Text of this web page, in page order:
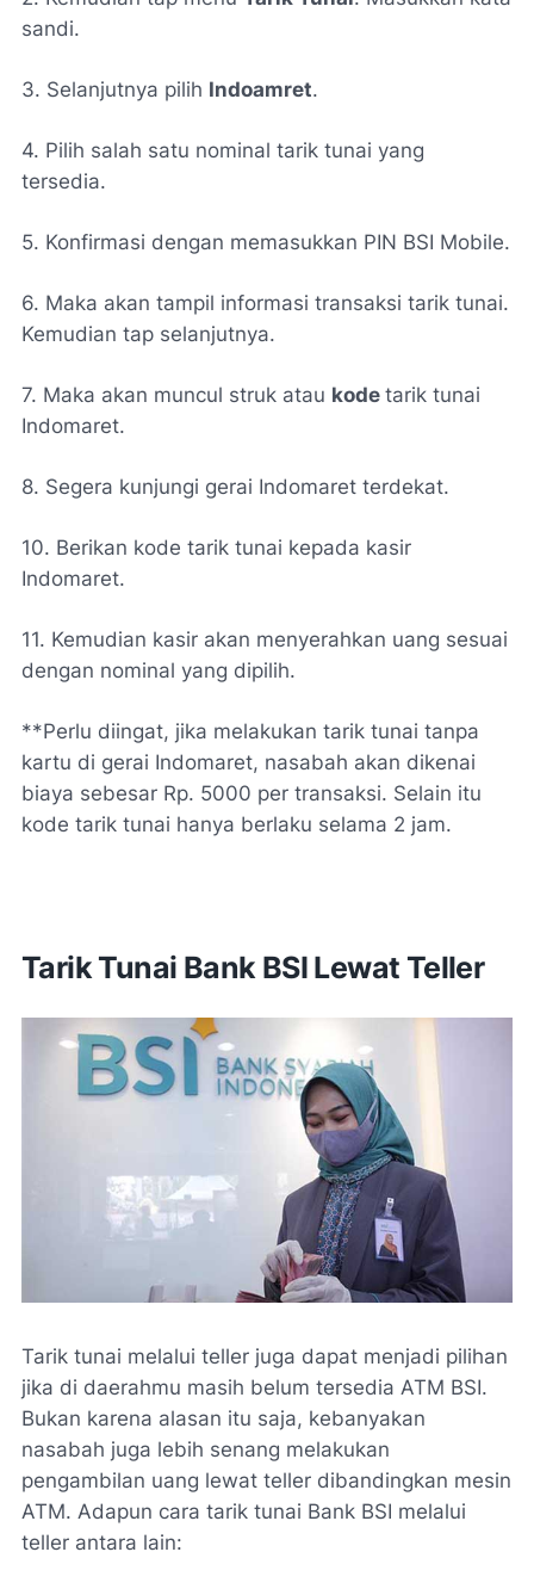
sandi.
3. Selanjutnya pilih Indoamret.
4. Pilih salah satu nominal tarik tunai yang
tersedia.
5. Konfirmasi dengan memasukkan PIN BSI Mobile.
6. Maka akan tampil informasi transaksi tarik tunai.
Kemudian tap selanjutnya.
7. Maka akan muncul struk atau kode tarik tunai
Indomaret.
8. Segera kunjungi gerai Indomaret terdekat.
10. Berikan kode tarik tunai kepada kasir
Indomaret.
11. Kemudian kasir akan menyerahkan uang sesuai
dengan nominal yang dipilih.
**Perlu diingat, jika melakukan tarik tunai tanpa
kartu di gerai Indomaret, nasabah akan dikenai
biaya sebesar Rp. 5000 per transaksi. Selain itu
kode tarik tunai hanya berlaku selama 2 jam.
Tarik Tunai Bank BSI Lewat Teller
Tarik tunai melalui teller juga dapat menjadi pilihan
jika di daerahmu masih belum tersedia ATM BSI.
Bukan karena alasan itu saja, kebanyakan
nasabah juga lebih senang melakukan
pengambilan uang lewat teller dibandingkan mesin
ATM. Adapun cara tarik tunai Bank BSI melalui
teller antara lain: